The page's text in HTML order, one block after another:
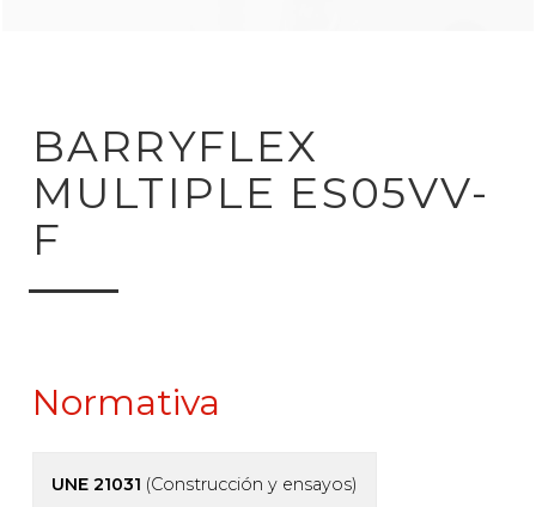
al buscador de
BARRYFLEX
MULTIPLE ES05VV-
F
Normativa
UNE 21031 (Construcción y ensayos)